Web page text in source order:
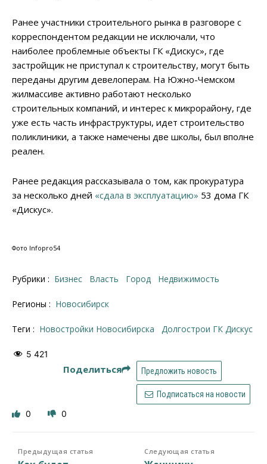
Ранее участники строительного рынка в разговоре с
корреспондентом редакции не исключали, что
наиболее проблемные объекты ГК «Дискус», где
застройщик не приступал к строительству, могут быть
переданы другим девелоперам. На Южно-Чемском
жилмассиве активно работают несколько
строительных компаний, и интерес к микрорайону, где
уже есть часть инфраструктуры, идет строительство
поликлиники, а также намечены две школы, был вполне
реален.
Ранее редакция рассказывала о том, как прокуратура
за несколько дней «сдала в эксплуатацию» 53 дома ГК
«Дискус».
Фото Infopro54
Рубрики : Бизнес Власть Город Недвижимость
Регионы : Новосибирск
Теги : новостройки Новосибирска долгострои ГК Дискус
5 421
Поделиться Предложить новость
Подписаться на новости
0 0
Предыдущая статья Следующая статья